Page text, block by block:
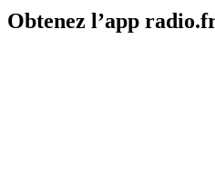
Obtenez l’app